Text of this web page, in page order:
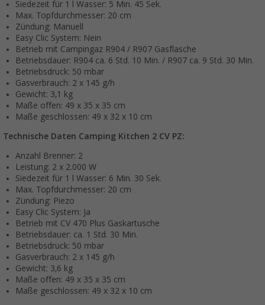
Siedezeit für 1 l Wasser: 5 Min. 45 Sek.
Max. Topfdurchmesser: 20 cm
Zündung: Manuell
Easy Clic System: Nein
Betrieb mit Campingaz R904 / R907 Gasflasche
Betriebsdauer: R904 ca. 6 Std. 10 Min. / R907 ca. 9 Std. 30 Min.
Betriebsdruck: 50 mbar
Gasverbrauch: 2 x 145 g/h
Gewicht: 3,1 kg
Maße offen: 49 x 35 x 35 cm
Maße geschlossen: 49 x 32 x 10 cm
Technische Daten Camping Kitchen 2 CV PZ:
Anzahl Brenner: 2
Leistung: 2 x 2.000 W
Siedezeit für 1 l Wasser: 6 Min. 30 Sek.
Max. Topfdurchmesser: 20 cm
Zündung: Piezo
Easy Clic System: Ja
Betrieb mit CV 470 Plus Gaskartusche
Betriebsdauer: ca. 1 Std. 30 Min.
Betriebsdruck: 50 mbar
Gasverbrauch: 2 x 145 g/h
Gewicht: 3,6 kg
Maße offen: 49 x 35 x 35 cm
Maße geschlossen: 49 x 32 x 10 cm